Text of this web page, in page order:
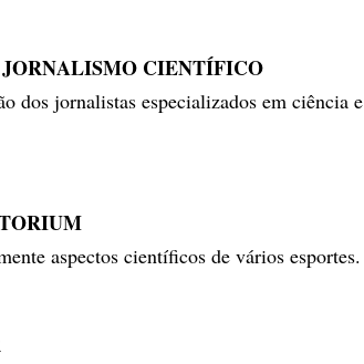
CIENTÍFICO
dos jornalistas especializados em ciência e
aspectos científicos de vários esportes.